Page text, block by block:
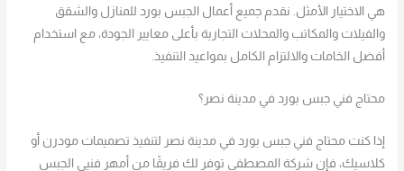
هي الاختيار الأمثل. نقدم جميع أعمال الجبس بورد للمنازل والشقق
والفيلات والمكاتب والمحلات التجارية بأعلى معايير الجودة، مع استخدام
أفضل الخامات والالتزام الكامل بمواعيد التنفيذ.
محتاج فني جبس بورد في مدينة نصر؟
إذا كنت محتاج فني جبس بورد في مدينة نصر لتنفيذ تصميمات مودرن أو
كلاسيك، فإن شركة المصطفى توفر لك فريقًا من أمهر فنيي الجبس